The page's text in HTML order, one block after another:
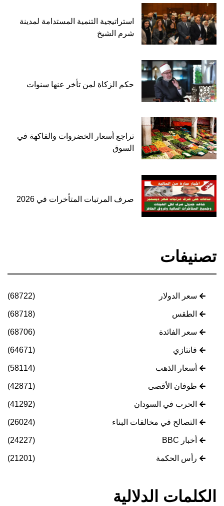
استراتيجية التنمية المستدامة لمدينة
شرم الشيخ
حكم الزكاة لمن تأخر عنها سنوات
تراجع أسعار الخضروات والفاكهة في
السوق
صرف المرتبات المتأخرات في 2026
تصنيفات
سعر الدولار (68722)
الطقس (68718)
سعر الفائدة (68706)
فانتازي (64671)
أسعار الذهب (58114)
طوفان الأقصى (42871)
الحرب في السودان (41292)
التصالح في مخالفات البناء (26024)
أخبار BBC (24227)
رأس الحكمة (21201)
الكلمات الدلالية